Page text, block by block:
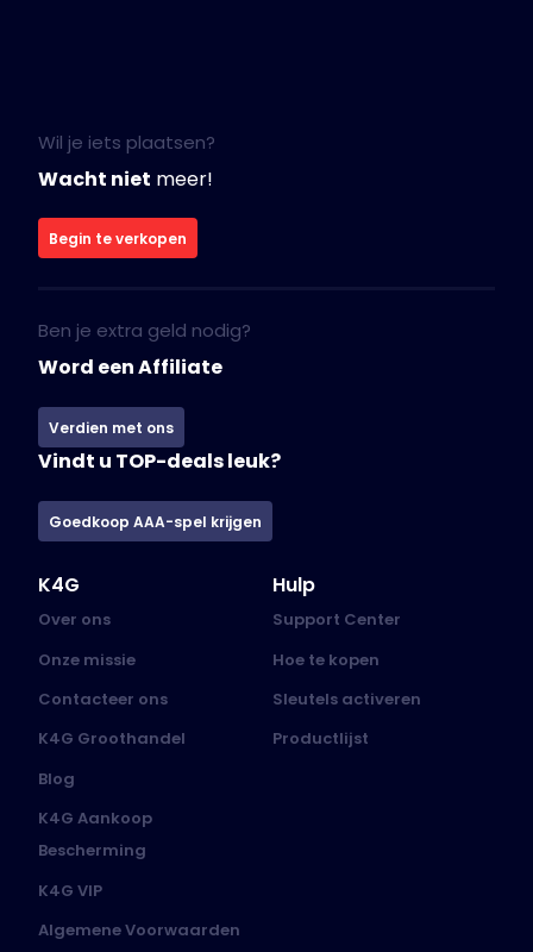
Wil je iets plaatsen?
Wacht niet meer!
Begin te verkopen
Ben je extra geld nodig?
Word een Affiliate
Verdien met ons
Vindt u TOP-deals leuk?
Goedkoop AAA-spel krijgen
K4G
Over ons
Onze missie
Contacteer ons
K4G Groothandel
Blog
K4G Aankoop
Bescherming
K4G VIP
Algemene Voorwaarden
Hulp
Support Center
Hoe te kopen
Sleutels activeren
Productlijst